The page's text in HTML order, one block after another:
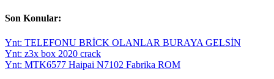
Son Konular:
Ynt: TELEFONU BRİCK OLANLAR BURAYA GELSİN
Ynt: z3x box 2020 crack
Ynt: MTK6577 Haipai N7102 Fabrika ROM